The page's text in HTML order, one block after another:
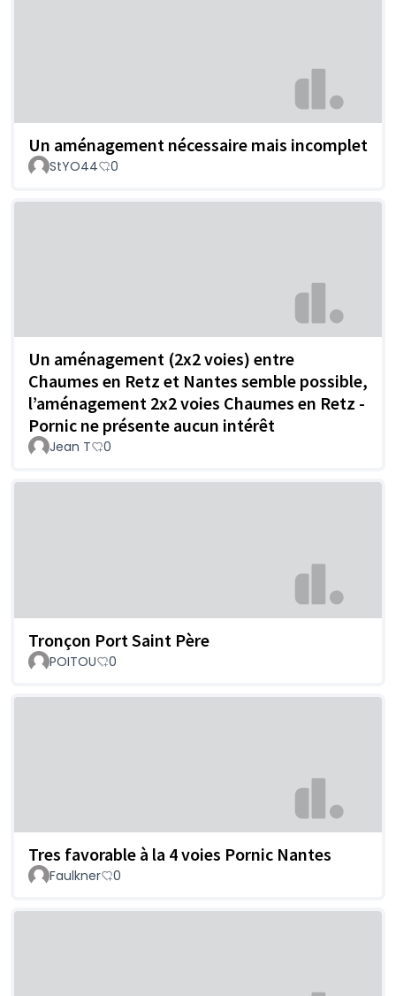
Un aménagement nécessaire mais incomplet
StYO44 0
Un aménagement (2x2 voies) entre
Chaumes en Retz et Nantes semble possible,
l’aménagement 2x2 voies Chaumes en Retz -
Pornic ne présente aucun intérêt
Jean T 0
Tronçon Port Saint Père
POITOU 0
Tres favorable à la 4 voies Pornic Nantes
Faulkner 0